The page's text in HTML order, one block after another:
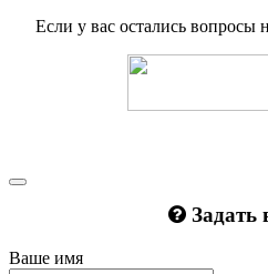
Если у вас остались
Задать
Ваше имя